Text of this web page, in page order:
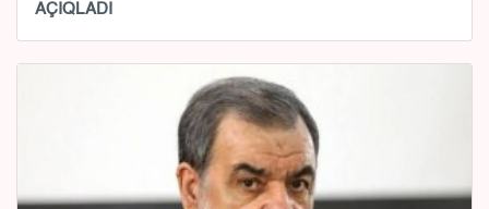
AÇIQLADI